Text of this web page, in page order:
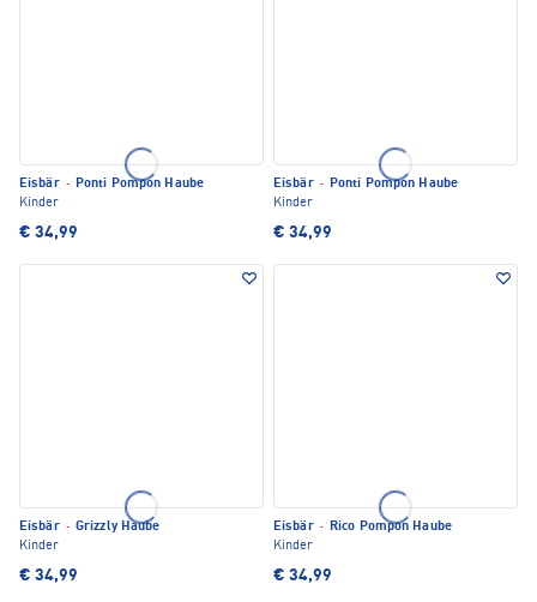
Eisbär · Ponti Pompon Haube
Kinder
€ 34,99
Eisbär · Ponti Pompon Haube
Kinder
€ 34,99
Eisbär · Grizzly Haube
Kinder
€ 34,99
Eisbär · Rico Pompon Haube
Kinder
€ 34,99